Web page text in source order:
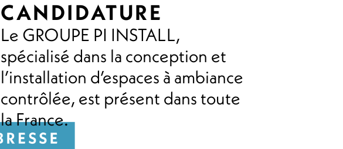
CANDIDATURE
Le GROUPE PI INSTALL,
spécialisé dans la conception et
l’installation d’espaces à ambiance
contrôlée, est présent dans toute
la France.